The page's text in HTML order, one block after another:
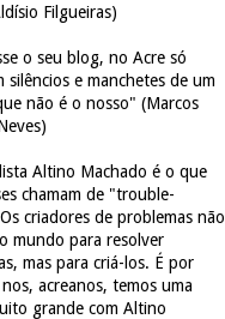
Filgueiras)
o seu blog, no Acre só
silêncios e manchetes de um
não é o nosso" (Marcos
Altino Machado é o que
chamam de "trouble-
criadores de problemas não
mundo para resolver
mas para criá-los. É por
acreanos, temos uma
grande com Altino